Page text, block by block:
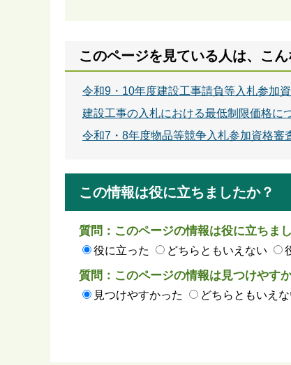
このページを見ている人は、こ
令和9・10年度建設工事請負等入札参加
建設工事の入札における最低制限価格に
令和7・8年度物品等競争入札参加資格審
この情報は役に立ちましたか？
質問：このページの情報は役に立ちま
役に立った どちらともいえない
質問：このページの情報は見つけやす
見つけやすかった どちらともいえ